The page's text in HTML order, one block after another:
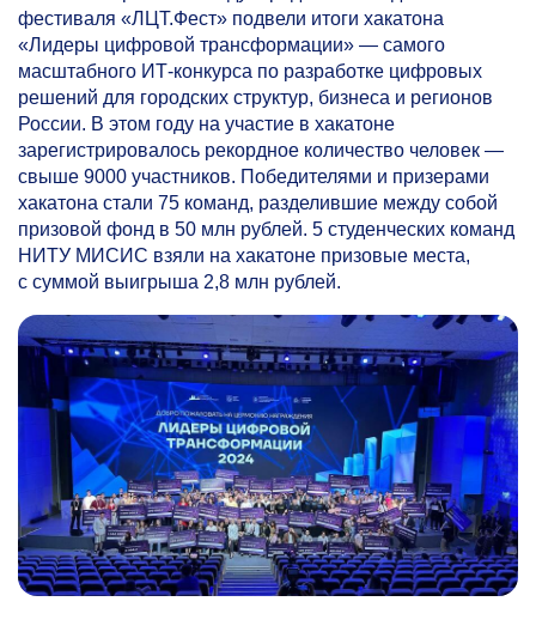
фестиваля «ЛЦТ.Фест» подвели итоги хакатона
«Лидеры цифровой трансформации» — самого
масштабного ИТ-конкурса по разработке цифровых
решений для городских структур, бизнеса и регионов
России. В этом году на участие в хакатоне
зарегистрировалось рекордное количество человек —
свыше 9000 участников. Победителями и призерами
хакатона стали 75 команд, разделившие между собой
призовой фонд в 50 млн рублей. 5 студенческих команд
НИТУ МИСИС взяли на хакатоне призовые места,
с суммой выигрыша 2,8 млн рублей.